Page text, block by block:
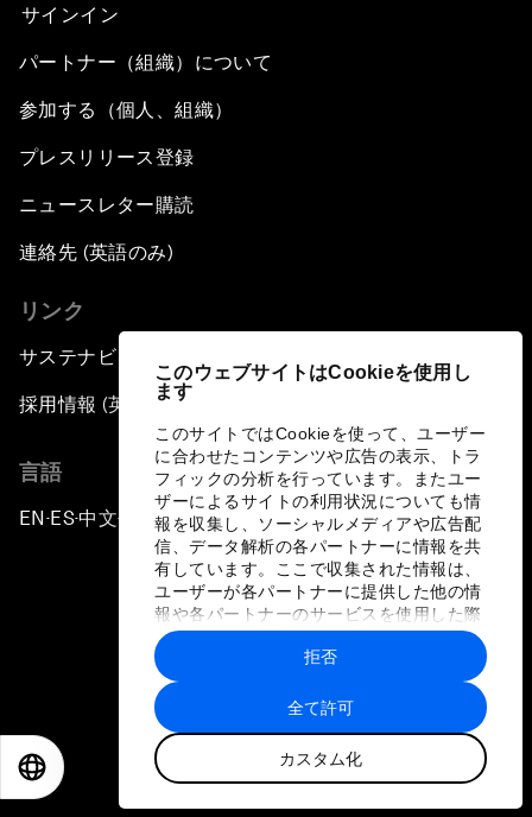
このウェブサイトはCookieを使用し
ます
このサイトではCookieを使って、ユーザー
に合わせたコンテンツや広告の表示、トラ
フィックの分析を行っています。またユー
ザーによるサイトの利用状況についても情
報を収集し、ソーシャルメディアや広告配
信、データ解析の各パートナーに情報を共
有しています。ここで収集された情報は、
ユーザーが各パートナーに提供した他の情
報や各パートナーのサービスを使用した際
に収集された情報と組み合わされ、各パー
トナーによって使用されることがありま
す。
全て許可
カスタム化
拒否
サインイン
パートナー（組織）について
参加する（個人、組織）
プレスリリース登録
ニュースレター購読
連絡先 (英語のみ)
リンク
サステナビリティへの取り組み
採用情報 (英語のみ)
言語
EN ▪ES▪中文▪ 日本語
プライバシーポリシーと利用規約
サイトマップ
©
世界経済フォーラム